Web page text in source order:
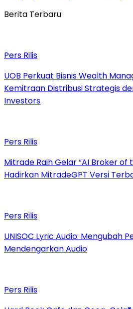
Berita Terbaru
Pers Rilis
UOB Perkuat Bisnis Wealth
Kemitraan Distribusi Strategis
Investors
Pers Rilis
Mitrade Raih Gelar “AI Broker of
Hadirkan MitradeGPT Versi
Pers Rilis
UNISOC Lyric Audio: Mengubah
Mendengarkan Audio
Pers Rilis